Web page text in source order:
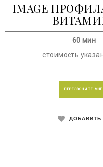
IMAGE
60 мин
стоимость
ПЕРЕЗВОНИТЕ МНЕ
ДОБАВИТЬ